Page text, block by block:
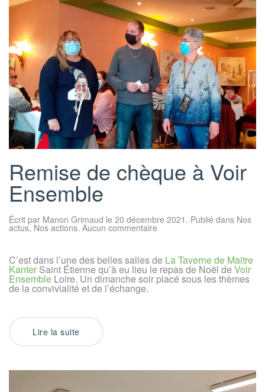
Remise de chèque à Voir
Ensemble
Écrit par Manon Grimaud le 20 décembre 2021 . Publié dans Nos
actus, Nos actions. Aucun commentairesur
à
Voir
Ensemble
C’est dans l’une des belles salles de La Taverne de Maitre
Kanter Saint Étienne qu’à eu lieu le repas de Noël de Voir
Ensemble Loire. Un dimanche soir placé sous les thèmes
de la convivialité et de l’échange.
Lire la suite